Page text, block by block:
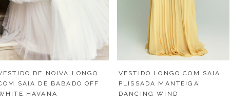
DE NOIVA LONGO
SAIA DE BABADO OFF
HAVANA
VESTIDO LONGO COM SAIA
PLISSADA MANTEIGA
DANCING WIND